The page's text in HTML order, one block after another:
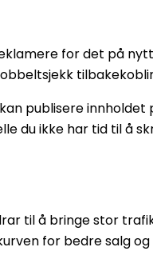
for det på
publisere
du ikke har tid til å
til å bringe stor
for bedre salg